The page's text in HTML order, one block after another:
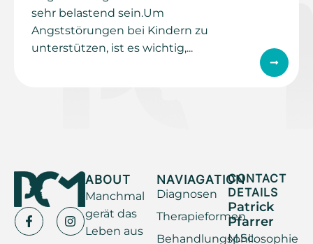
sehr belastend sein.Um
Angststörungen bei Kindern zu
unterstützen, ist es wichtig,...
ABOUT
Manchmal
gerät das
Leben aus
NAVIAGATION
Diagnosen
Therapieformen
Behandlungsphilosophie
CONTACT
DETAILS
Patrick
Pfarrer
M.Sc.